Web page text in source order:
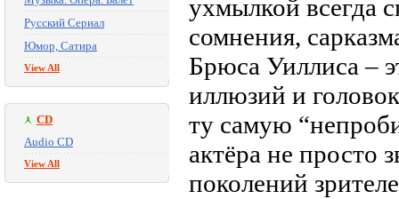
Русский Сериал
Юмор, Сатира
View All
CD
Audio CD
View All
ухмылкой всегда
сомнения,
Брюса Уиллиса –
иллюзий и
ту самую
актёра не просто
поколений